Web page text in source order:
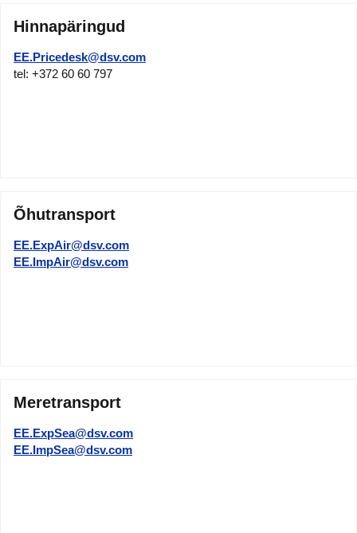
Hinnapäringud
EE.Pricedesk@dsv.com
tel: +372 60 60 797
Õhutransport
EE.ExpAir@dsv.com
EE.ImpAir@dsv.com
Meretransport
EE.ExpSea@dsv.com
EE.ImpSea@dsv.com